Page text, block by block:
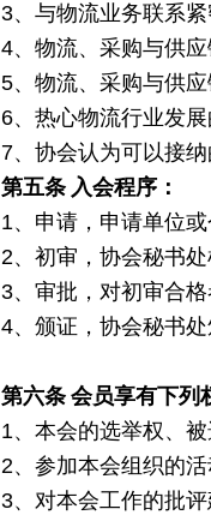
3、与物流业务联系
4、物流、采购与供
5、物流、采购与供
6、热心物流行业发
7、协会认为可以接
第五条 入会程序：
1、申请，申请单位
2、初审，协会秘书
3、审批，对初审合
4、颁证，协会秘书
第六条 会员享有下列
1、本会的选举权、
2、参加本会组织的
3、对本会工作的批